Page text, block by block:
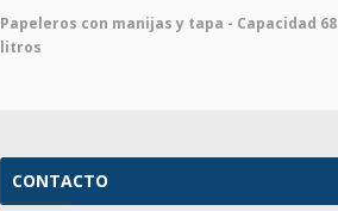
Papeleros con manijas y tapa - Capacidad 68
litros
CONTACTO